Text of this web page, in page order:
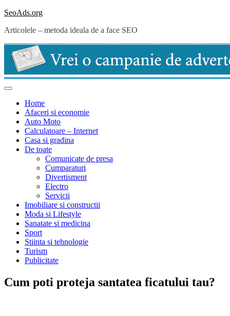
Skip
content
SeoAds.org
Articolele – metoda ideala de a face SEO
Home
Afaceri si economie
Auto Moto
Calculatoare – Internet
Casa si gradina
De toate
Comunicate de presa
Cumparaturi
Divertisment
Electro
Servicii
Imobiliare si constructii
Moda si Lifestyle
Sanatate si medicina
Sport
Stiinta si tehnologie
Turism
Publicitate
Cum poti proteja santatea ficatului tau?